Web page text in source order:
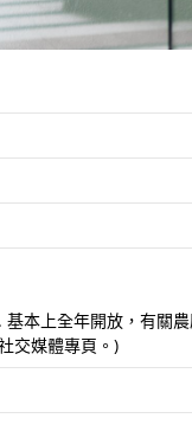
本上全年開放，有關
交媒體專頁。)